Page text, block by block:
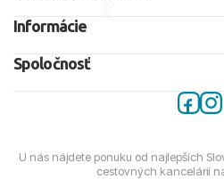
Informácie
Spoločnosť
U nás nájdete ponuku od najlepších
cestovných kancelárií